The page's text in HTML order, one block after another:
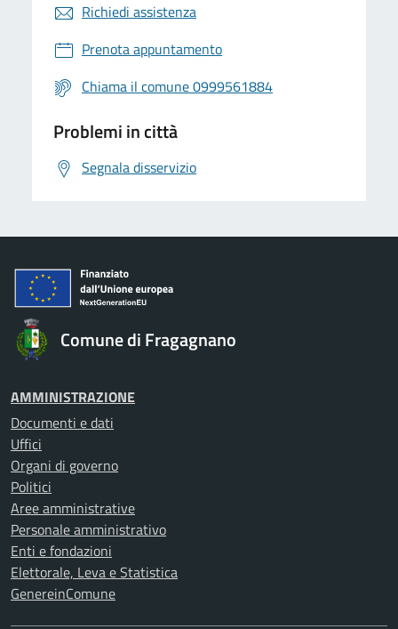
Richiedi assistenza
Prenota appuntamento
Chiama il comune 0999561884
Problemi in città
Segnala disservizio
Comune di Fragagnano
AMMINISTRAZIONE
Documenti e dati
Uffici
Organi di governo
Politici
Aree amministrative
Personale amministrativo
Enti e fondazioni
Elettorale, Leva e Statistica
GenereinComune